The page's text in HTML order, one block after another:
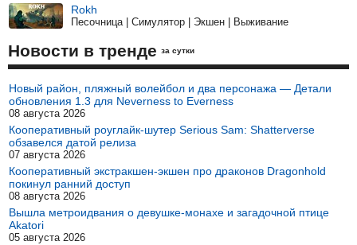
Rokh
Песочница | Симулятор | Экшен | Выживание
Новости в тренде за сутки
Новый район, пляжный волейбол и два персонажа — Детали
обновления 1.3 для Neverness to Everness
08 августа 2026
Кооперативный роуглайк-шутер Serious Sam: Shatterverse
обзавелся датой релиза
07 августа 2026
Кооперативный экстракшен-экшен про драконов Dragonhold
покинул ранний доступ
08 августа 2026
Вышла метроидвания о девушке-монахе и загадочной птице
Akatori
05 августа 2026